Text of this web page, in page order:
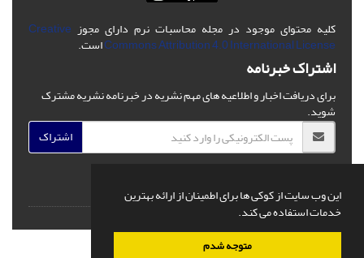
این وب سایت از کوکی ها برای اطمینان از ارائه بهترین
خدمات استفاده می کند.
متوجه شدم
کلیه محتوای موجود در مجله محاسبات نرم دارای مجوز Creative
Commons Attribution 4.0 International Licenseاست.
اشتراک خبرنامه
برای دریافت اخبار و اطلاعیه های مهم نشریه در خبرنامه نشریه مشترک
شوید.
اشتراک
© سامانه مدیریت نشریات علمی.